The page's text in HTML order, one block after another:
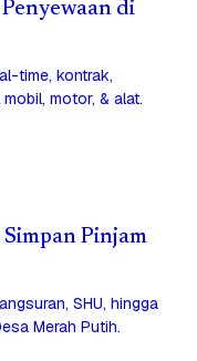
di
time, kontrak,
motor, & alat.
Pinjam
SHU, hingga
Merah Putih.